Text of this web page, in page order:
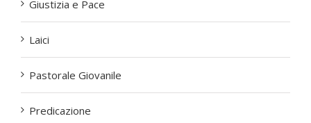
Giustizia e Pace
Laici
Pastorale Giovanile
Predicazione